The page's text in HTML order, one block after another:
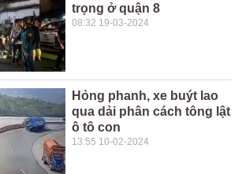
trọng ở quận 8
08:32 19-03-2024
Hỏng phanh, xe buýt lao
qua dải phân cách tông lật
ô tô con
13:55 10-02-2024